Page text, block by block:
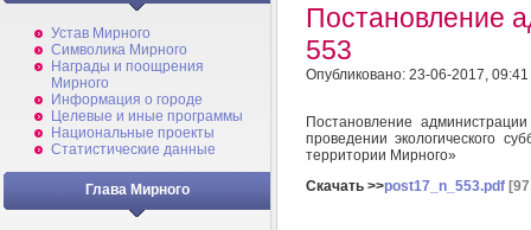
Устав Мирного
Символика Мирного
Награды и поощрения
Мирного
Информация о городе
Целевые и иные программы
Национальные проекты
Статистические данные
Глава Мирного
Постановление
553
Опубликовано: 23-06-2017, 09:41
Постановление
проведении экологического
территории Мирного»
Скачать >>post17_n_553.pdf